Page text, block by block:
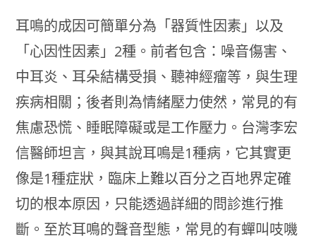
耳鳴的成因可簡單分為「器質性因素」以及
「心因性因素」2種。前者包含：噪音傷害、
中耳炎、耳朵結構受損、聽神經瘤等，與生理
疾病相關；後者則為情緒壓力使然，常見的有
焦慮恐慌、睡眠障礙或是工作壓力。台灣李宏
信醫師坦言，與其說耳鳴是1種病，它其實更
像是1種症狀，臨床上難以百分之百地界定確
切的根本原因，只能透過詳細的問診進行推
斷。至於耳鳴的聲音型態，常見的有蟬叫吱嘰